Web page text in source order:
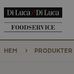
HEM PRODUKTER